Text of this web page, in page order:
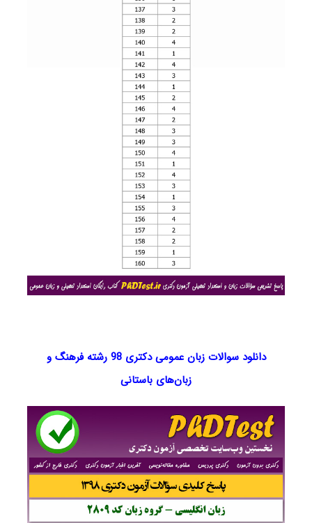
دانلود سوالات زبان عمومی دکتری 98 رشته‌ فرهنگ و
زبان‌های باستانی